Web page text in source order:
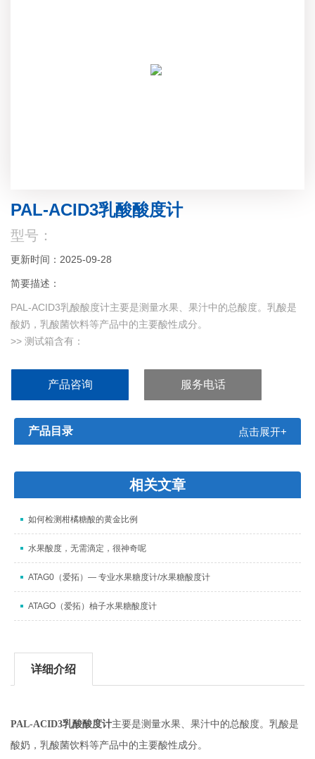
PAL-ACID3乳酸酸度计
型号：
更新时间：2025-09-28
简要描述：
PAL-ACID3乳酸酸度计主要是测量水果、果汁中的总酸度。乳酸是
酸奶，乳酸菌饮料等产品中的主要酸性成分。
>> 测试箱含有：
③微量移液器1只；
⑤一次性塑料吸管 10 只；
⑥校正液 1瓶；
⑧AAA电池2节。
产品咨询 服务电话
产品目录 点击展开+
相关文章
如何检测柑橘糖酸的黄金比例
水果酸度，无需滴定，很神奇呢
ATAG0（爱拓）— 专业水果糖度计/水果糖酸度计
ATAGO（爱拓）柚子水果糖酸度计
详细介绍
PAL-ACID3乳酸酸度计主要是测量水果、果汁中的总酸度。乳酸是
酸奶，乳酸菌饮料等产品中的主要酸性成分。